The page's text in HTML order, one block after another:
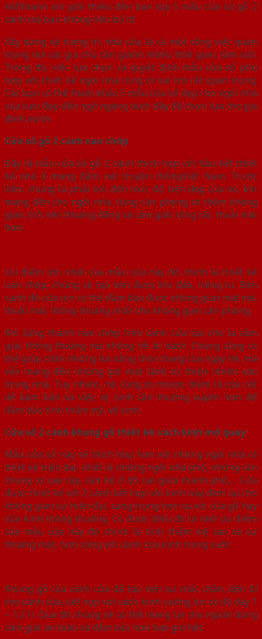
Koffmann xin giới thiệu đến bạn top 5 mẫu cửa sổ gỗ 2
cánh mà bạn không nên bỏ lỡ.
Xây dựng và trang trí nhà cửa là cả một công việc quan
trọng mà các gia chủ cần giành nhiều thời gian, tâm sức.
Trong đó, việc lựa chọn và quyết định mẫu cửa sổ phù
hợp với thiết kế ngôi nhà cũng có vai trò rất quan trọng.
Các bạn có thể tham khảo 5 mẫu cửa sổ đẹp cho ngôi nhà
của bạn đẹp đến ngỡ ngàng dưới đây để chọn lựa cho gia
đình mình
Cửa sổ gỗ 2 cánh nan chớp
Đây là mẫu cửa sổ gỗ 2 cánh thích hợp với hầu hết thiết
kế nhà ở mang đậm nét truyền thốngViệt Nam. Trước
tiên, chúng ta phải nói đến mức độ tiện dụng của nó, khi
mang đến cho ngôi nhà, từng căn phòng có thêm không
gian, trở nên thoáng đãng và cảm giác rộng rãi, thoải mái
hơn.
Ưu điểm lớn nhất của mẫu cửa này đó chính là thiết kế
nan chớp, chúng sẽ tạo nên được kín đáo, riêng tư. Bên
cạnh đó cửa còn có thể đảm bảo được không gian mát mẻ,
thoải mái, thông thoáng nhất cho không gian căn phòng.
Khi từng thanh nan chớp trên cánh cửa tạo cho ta cảm
giác thông thoáng mà không hề bí bách. Chúng cũng có
thể giúp chắn những tia nắng chói chang của ngày hè, mà
vẫn mang đến những gió mát lành từ thiện nhiên vào
trong nhà. Tuy nhiên, nó cũng có nhược điểm là cửa rất
dễ bám bẩn và việc vệ sinh cần thường xuyên hơn để
đảm bảo tính thẩm mỹ, vệ sinh.
Cửa sổ 2 cánh khung gỗ thiết kê vách kính mở quay
Mẫu cửa sổ này sẽ thích hợp hơn với những ngôi nhà có
thiết kế hiện đại, nhất là những ngôi nhà phố, những căn
chung cư cao cấp, căn hộ ở độ cao giữa thành phố,… Cửa
được thiết kế với 2 cánh kết hợp với kính này đem lại cho
không gian sự hiện đại, sang trọng hơn so với cửa gỗ hay
cửa kính thông thường. Có được điều đó là nhờ ưu điểm
của mẫu cửa này đó chính là tính thẩm mỹ cao và sự
thoáng mát, tươi sáng với cánh cửa kính trong suốt.
Khung gỗ của cánh cửa đã tạo nên sự chắc chắn, bền bỉ
cho cánh cửa, kết hợp với vách kính cường lực có độ dày 1
– 1.2 li. Qua đó chúng sẽ có thể mang lại cho người dùng
cảm giác an toàn và đảm bảo hơn bao giờ hết.